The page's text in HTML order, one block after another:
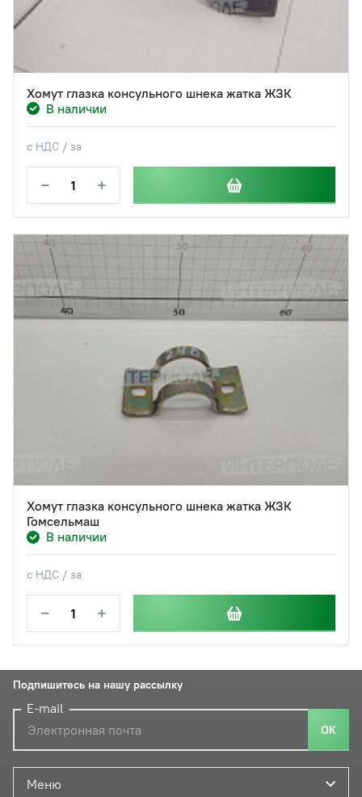
Хомут глазка консульного шнека жатка ЖЗК
В наличии
с НДС / за
− +
Хомут глазка консульного шнека жатка ЖЗК
Гомсельмаш
В наличии
с НДС / за
− +
Меню
Подпишитесь на нашу рассылку
E-mail
ОК